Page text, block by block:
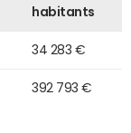
habitants
34 283 €
392 793 €